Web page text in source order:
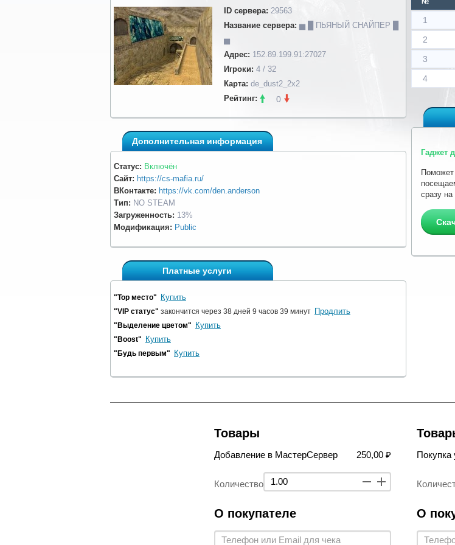
ID сервера: 29563
Название сервера: ▅ █ ПЬЯНЫЙ СНАЙПЕР █
▅
Адрес: 152.89.199.91:27027
Игроки: 4 / 32
Карта: de_dust2_2x2
Рейтинг:
0
Дополнительная информация
Статус: Включён
Сайт: https://cs-mafia.ru/
ВКонтакте: https://vk.com/den.anderson
Тип: NO STEAM
Загруженность: 13%
Модификация: Public
Платные услуги
"Top место" Купить
"VIP статус" закончится через 38 дней 9 часов 39 минут Продлить
"Выделение цветом" Купить
"Boost" Купить
"Будь первым" Купить
1
2
3
4
Гаджет
сразу
Товары
Добавление в МастерСервер 250,00 ₽
Количество
О покупателе
Покупка
О